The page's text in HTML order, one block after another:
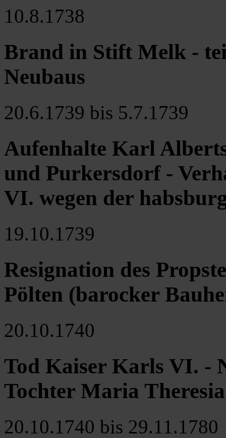
10.8.1738
Brand in Stift Melk -
Neubaus
20.6.1739 bis 5.7.1739
Aufenhalte Karl
und Purkersdorf -
VI. wegen der
19.10.1739
Resignation des
Pölten (barocker
20.10.1740
Tod Kaiser Karls VI. -
Tochter Maria Theresia
20.10.1740 bis 29.11.1780